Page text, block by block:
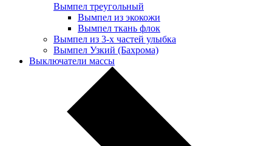
Вымпел треугольный
Вымпел из экокожи
Вымпел ткань флок
Вымпел из 3-х частей улыбка
Вымпел Узкий (Бахрома)
Выключатели массы